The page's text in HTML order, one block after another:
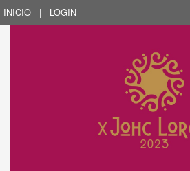
INICIO | LOGIN